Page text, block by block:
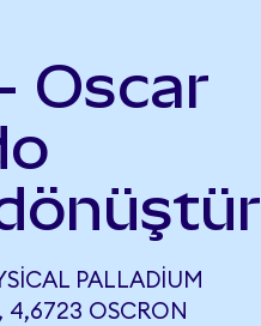
Oscar
PALLADIUM
4,6723 OSCRON